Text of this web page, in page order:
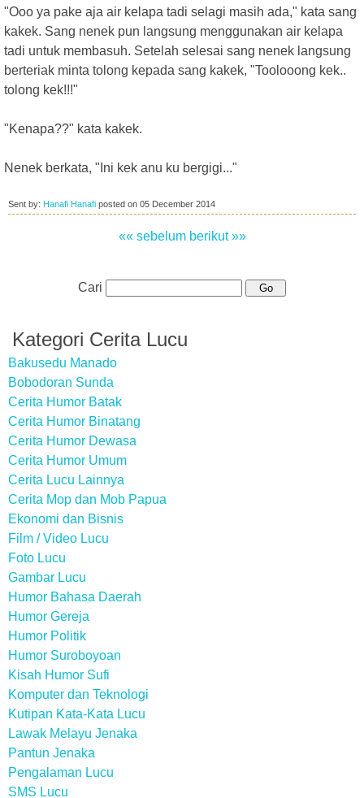
"Ooo ya pake aja air kelapa tadi selagi masih ada," kata sang
kakek. Sang nenek pun langsung menggunakan air kelapa
tadi untuk membasuh. Setelah selesai sang nenek langsung
berteriak minta tolong kepada sang kakek, "Toolooong kek..
tolong kek!!!"
"Kenapa??" kata kakek.
Nenek berkata, "Ini kek anu ku bergigi..."
Sent by: Hanafi Hanafi posted on 05 December 2014
«« sebelum berikut »»
Cari
Kategori Cerita Lucu
Bakusedu Manado
Bobodoran Sunda
Cerita Humor Batak
Cerita Humor Binatang
Cerita Humor Dewasa
Cerita Humor Umum
Cerita Lucu Lainnya
Cerita Mop dan Mob Papua
Ekonomi dan Bisnis
Film / Video Lucu
Foto Lucu
Gambar Lucu
Humor Bahasa Daerah
Humor Gereja
Humor Politik
Humor Suroboyoan
Kisah Humor Sufi
Komputer dan Teknologi
Kutipan Kata-Kata Lucu
Lawak Melayu Jenaka
Pantun Jenaka
Pengalaman Lucu
SMS Lucu